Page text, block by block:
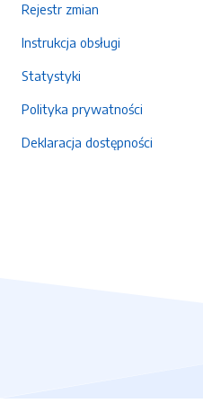
Rejestr zmian
Instrukcja obsługi
Statystyki
Polityka prywatności
Deklaracja dostępności